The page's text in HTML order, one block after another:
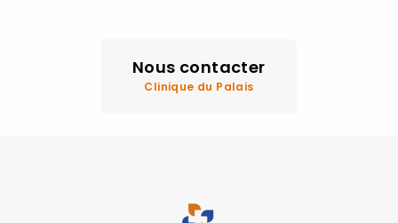
Nous contacter
Clinique du Palais